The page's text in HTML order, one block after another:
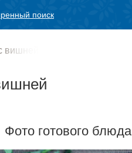
поиск
вишней
Фото готового блюда